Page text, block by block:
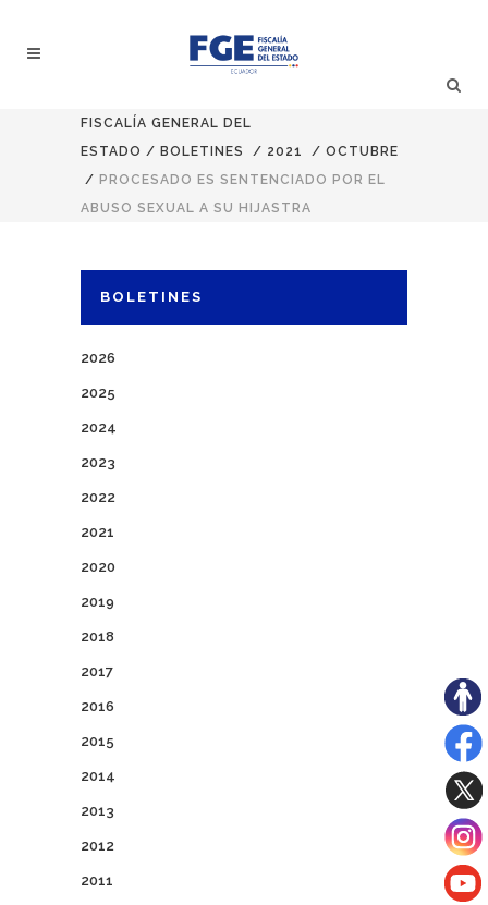
FISCALÍA GENERAL DEL
ESTADO / BOLETINES / 2021 / OCTUBRE
/ PROCESADO ES SENTENCIADO POR EL
ABUSO SEXUAL A SU HIJASTRA
BOLETINES
2026
2025
2024
2023
2022
2021
2020
2019
2018
2017
2016
2015
2014
2013
2012
2011